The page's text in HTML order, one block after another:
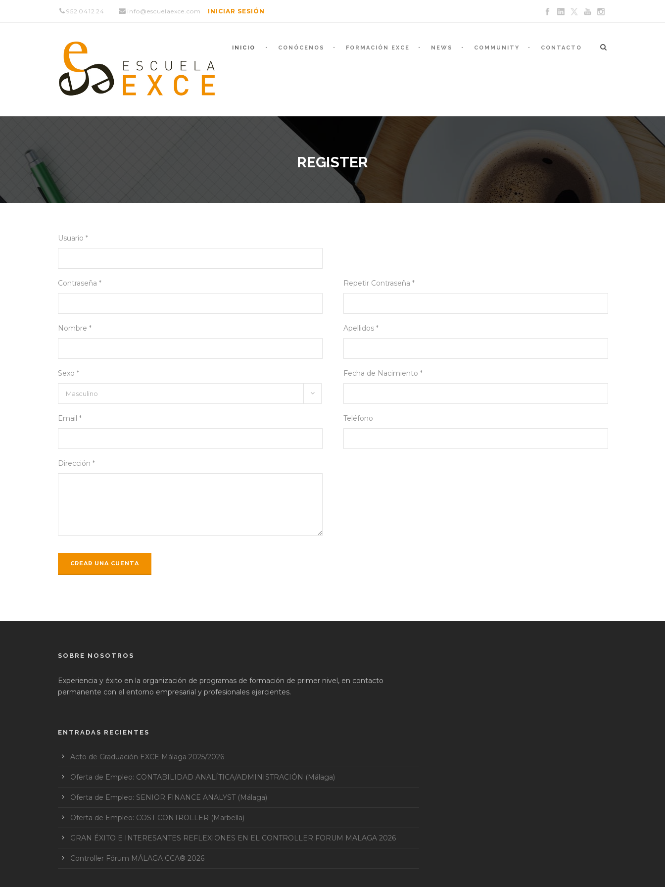
952 04 12 24 info@escuelaexce.com INICIAR SESIÓN
INICIO CONÓCENOS FORMACIÓN EXCE NEWS COMMUNITY CONTACTO
REGISTER
Usuario *
Contraseña * Repetir Contraseña *
Nombre * Apellidos *
Sexo * Fecha de Nacimiento *
Email * Teléfono
Dirección *
SOBRE NOSOTROS
Experiencia y éxito en la organización de programas de formación de primer nivel, en contacto
permanente con el entorno empresarial y profesionales ejercientes.
ENTRADAS RECIENTES
Acto de Graduación EXCE Málaga 2025/2026
Oferta de Empleo: CONTABILIDAD ANALÍTICA/ADMINISTRACIÓN (Málaga)
Oferta de Empleo: SENIOR FINANCE ANALYST (Málaga)
Oferta de Empleo: COST CONTROLLER (Marbella)
GRAN ÉXITO E INTERESANTES REFLEXIONES EN EL CONTROLLER FORUM MALAGA 2026
Controller Fórum MÁLAGA CCA® 2026